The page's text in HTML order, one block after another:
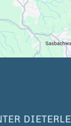
DIETERLE